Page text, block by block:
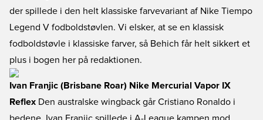
der spillede i den helt klassiske farvevariant af Nike Tiempo
Legend V fodboldstøvlen. Vi elsker, at se en klassisk
fodboldstøvle i klassiske farver, så Behich får helt sikkert et
plus i bogen her på redaktionen.
Ivan Franjic (Brisbane Roar) Nike Mercurial Vapor IX
Reflex Den australske wingback går Cristiano Ronaldo i